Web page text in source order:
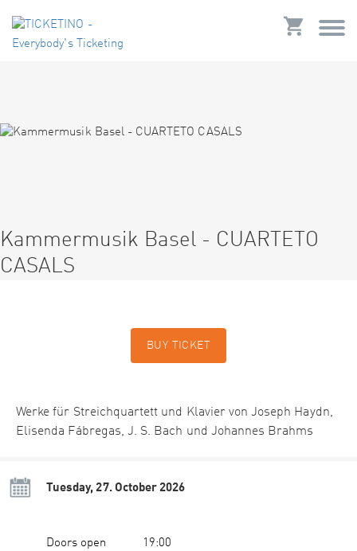
Kammermusik Basel - CUARTETO
CASALS
BUY TICKET
Werke für Streichquartett und Klavier von Joseph Haydn,
Elisenda Fábregas, J. S. Bach und Johannes Brahms
Tuesday, 27. October 2026
Doors open
19:00